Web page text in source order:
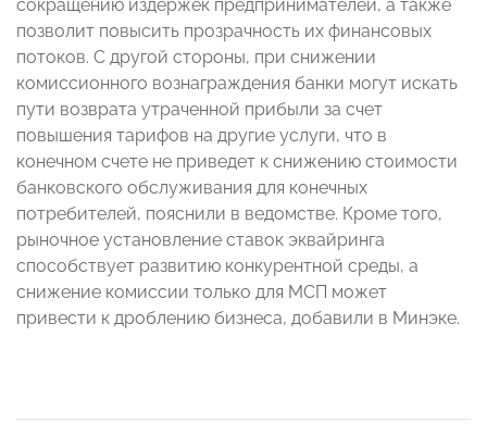
сокращению издержек предпринимателей, а также
позволит повысить прозрачность их финансовых
потоков. С другой стороны, при снижении
комиссионного вознаграждения банки могут искать
пути возврата утраченной прибыли за счет
повышения тарифов на другие услуги, что в
конечном счете не приведет к снижению стоимости
банковского обслуживания для конечных
потребителей, пояснили в ведомстве. Кроме того,
рыночное установление ставок эквайринга
способствует развитию конкурентной среды, а
снижение комиссии только для МСП может
привести к дроблению бизнеса, добавили в Минэке.